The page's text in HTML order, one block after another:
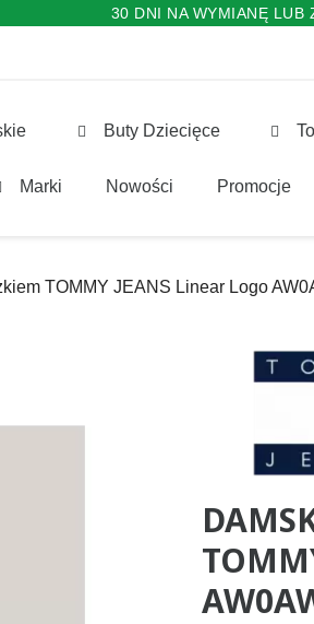
30 DNI NA WYMIANĘ LUB
Buty Dziecięce
Marki Nowości Promocje
TOMMY JEANS Linear Logo